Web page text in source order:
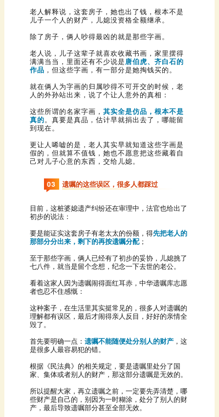
儿子一个人的财产，儿媳没资格全额继承。
除了房子，俩人吵得最凶的就是那些字画。
满满当当，里面还有不少说是
作品 ，但这些字画，有一部分是她掏钱买的。
人的外孙站出来，说了个让人意外的真相：
这些所谓的名家字画，
真的
到现在。
己对儿子心意的东西，交给儿媳。
03 遗嘱的这些误区，很多人都踩过
初步的说法：
要是能证实这套房子有老太太的份额，得
那部分分出来，剩下的再按遗嘱分配；
七八件，就当是留个念想，纪念一下去世的老公。
者也忍不住感慨：
毁了。
首先要明确一点：遗嘱不能随便处分别人的财产
是很多人最容易犯的错。
家、集体或者别人的财产，那这部分遗嘱是无效的。
产，最后导致遗嘱部分甚至全部无效。